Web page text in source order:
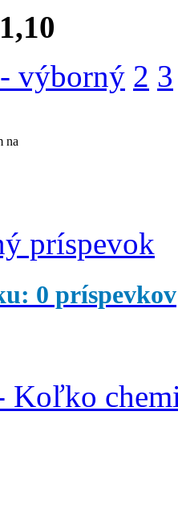
1,10
výborný 2 3
na
príspevok
0 príspevkov
Koľko